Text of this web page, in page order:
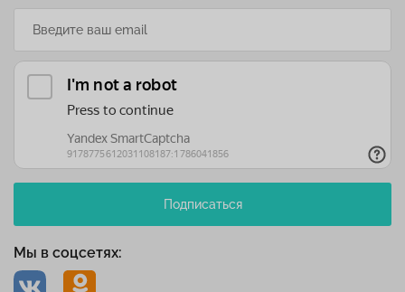
Мы в соцсетях:
Подписаться